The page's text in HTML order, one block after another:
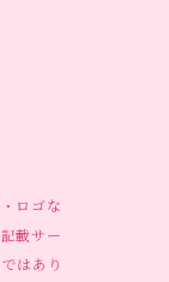
ロゴな
載サー
はあり